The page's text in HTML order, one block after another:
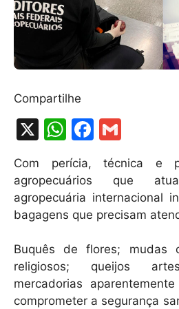
Compartilhe
X
W
h
at
s
A
p
p
F
c
e
b
o
o
k
m
ai
l
Com perícia, técnica e
agropecuários que
agropecuária internacional
bagagens que precisam
Buquês de flores; mudas
religiosos; queijos
mercadorias
comprometer a segurança